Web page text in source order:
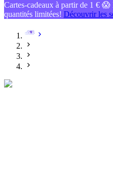
Cartes-cadeaux à partir de 1 €
quantités limitées! Découvrir les